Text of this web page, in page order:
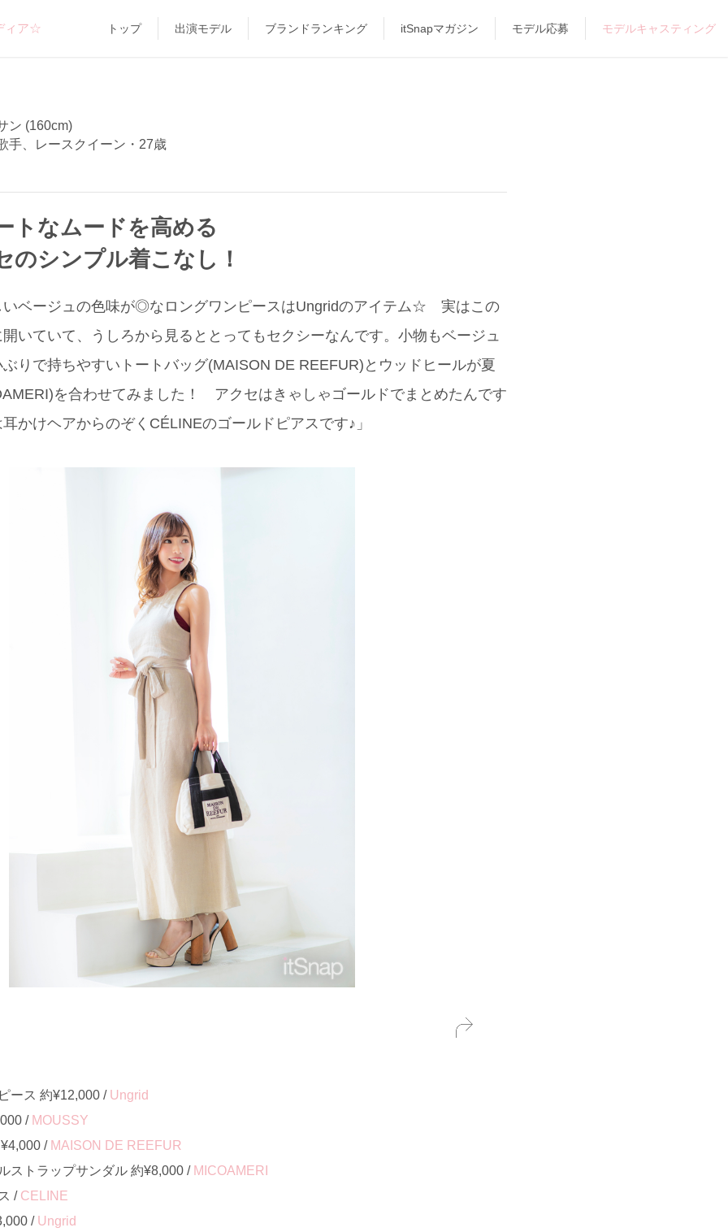
ィア☆ トップ 出演モデル ブランドランキング itSnapマガジン モデル応募 モデルキャスティング
ン (160cm)
手、レースクイーン・27歳
トなムードを高める
のシンプル着こなし！
いベージュの色味が◎なロングワンピースはUngridのアイテム☆ 実はこの
いていて、うしろから見るととってもセクシーなんです。小物もベージュ
りで持ちやすいトートバッグ(MAISON DE REEFUR)とウッドヒールが夏
を合わせてみました！ アクセはきゃしゃゴールドでまとめたんです
かけヘアからのぞくCÉLINEのゴールドピアスです♪」
ース 約¥12,000 / Ungrid
/ MOUSSY
/ MAISON DE REEFUR
ストラップサンダル 約¥8,000 / MICOAMERI
/ CELINE
/ Ungrid